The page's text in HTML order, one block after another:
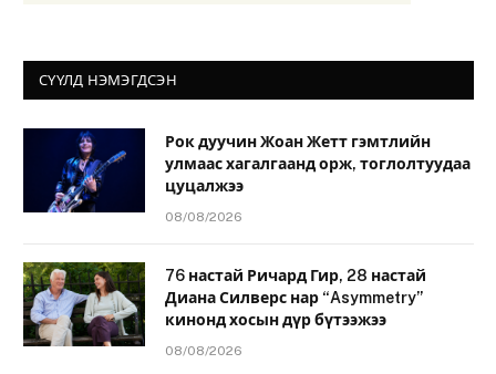
СҮҮЛД НЭМЭГДСЭН
Рок дуучин Жоан Жетт гэмтлийн
улмаас хагалгаанд орж, тоглолтуудаа
цуцалжээ
08/08/2026
76 настай Ричард Гир, 28 настай
Диана Силверс нар “Asymmetry”
кинонд хосын дүр бүтээжээ
08/08/2026